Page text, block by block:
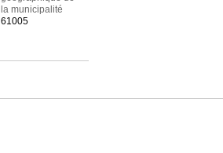
la municipalité
61005